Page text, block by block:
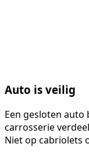
Auto is veilig
Een gesloten auto
carrosserie
Niet op cabriolets